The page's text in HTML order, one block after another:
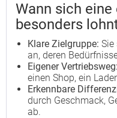
Wann sich eine
besonders
Klare Zielgruppe: Sie
an, deren
Eigener Vertriebsweg:
einen Shop, ein
Erkennbare
durch Geschmack,
ab.